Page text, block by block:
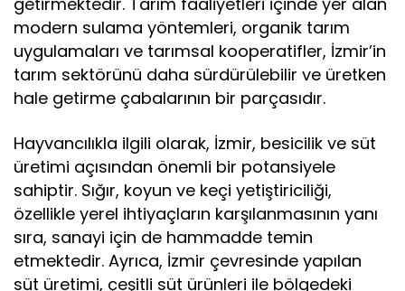
modern sulama yöntemleri, organik tarım
uygulamaları ve tarımsal kooperatifler, İzmir’in
tarım sektörünü daha sürdürülebilir ve üretken
hale getirme çabalarının bir parçasıdır.
Hayvancılıkla ilgili olarak, İzmir, besicilik ve süt
üretimi açısından önemli bir potansiyele
sahiptir. Sığır, koyun ve keçi yetiştiriciliği,
özellikle yerel ihtiyaçların karşılanmasının yanı
sıra, sanayi için de hammadde temin
etmektedir. Ayrıca, İzmir çevresinde yapılan
süt üretimi, çeşitli süt ürünleri ile bölgedeki